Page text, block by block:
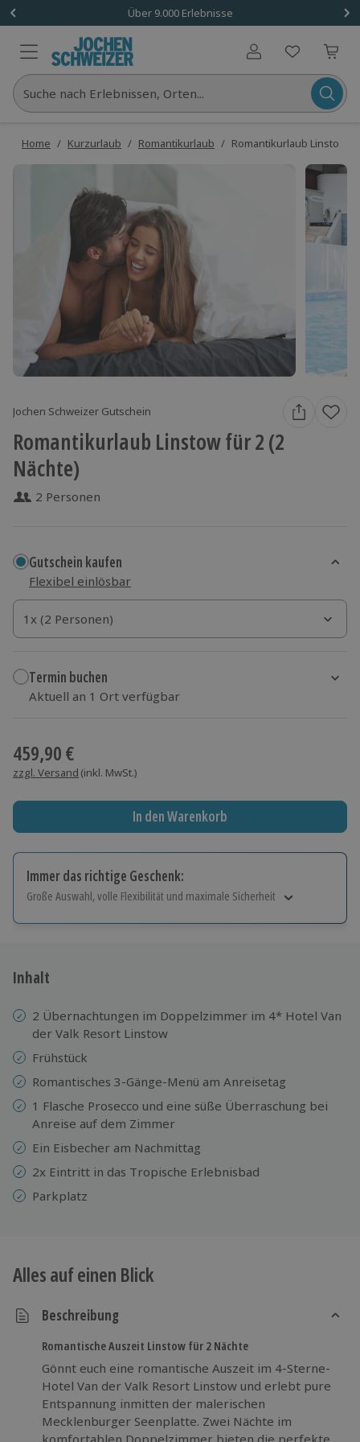
Über 9.000 Erlebnisse
Benutzerkonto
Suche nach Erlebnissen, Orten...
Home / Kurzurlaub / Romantikurlaub / Romantikurlaub Linstow
Jochen Schweizer Gutschein
Romantikurlaub Linstow für 2 (2
Nächte)
2 Personen
Gutschein kaufen
Flexibel einlösbar
1x (2 Personen)
1x (2 Personen)
1x (2 Personen)
Termin buchen
Aktuell an 1 Ort verfügbar
459,90 €
zzgl. Versand (inkl. MwSt.)
In den Warenkorb
Immer das richtige Geschenk:
Große Auswahl, volle Flexibilität und maximale Sicherheit
Jeder Gutschein für alle Erlebnisse einlösbar.
10 Jahre gültig & verlängerbar.
Inhalt
2 Übernachtungen im Doppelzimmer im 4* Hotel Van
der Valk Resort Linstow
Frühstück
Romantisches 3-Gänge-Menü am Anreisetag
1 Flasche Prosecco und eine süße Überraschung bei
Anreise auf dem Zimmer
Ein Eisbecher am Nachmittag
2x Eintritt in das Tropische Erlebnisbad
Parkplatz
Alles auf einen Blick
Beschreibung
Romantische Auszeit Linstow für 2 Nächte
Gönnt euch eine romantische Auszeit im 4-Sterne-
Hotel Van der Valk Resort Linstow und erlebt pure
Entspannung inmitten der malerischen
Mecklenburger Seenplatte. Zwei Nächte im
komfortablen Doppelzimmer bieten die perfekte